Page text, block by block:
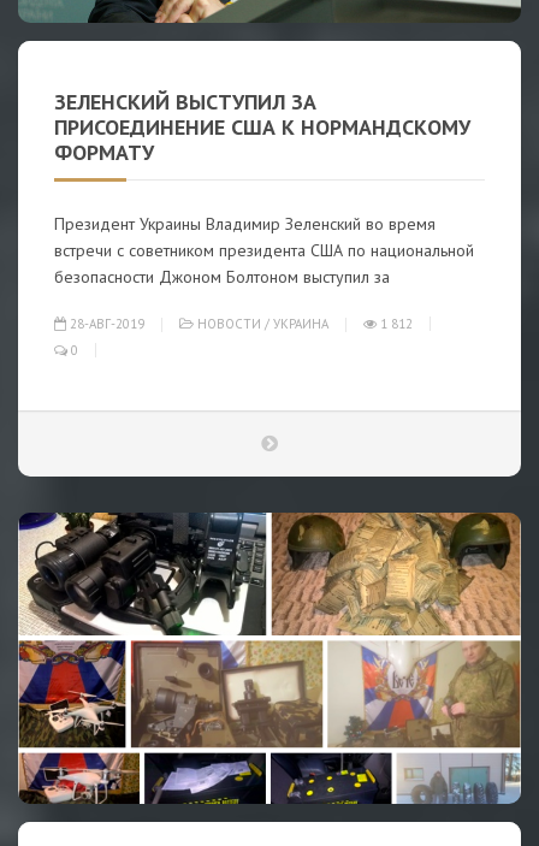
ЗЕЛЕНСКИЙ ВЫСТУПИЛ ЗА
ПРИСОЕДИНЕНИЕ США К НОРМАНДСКОМУ
ФОРМАТУ
Президент Украины Владимир Зеленский во время
встречи с советником президента США по национальной
безопасности Джоном Болтоном выступил за
28-АВГ-2019 НОВОСТИ / УКРАИНА
1 812
0